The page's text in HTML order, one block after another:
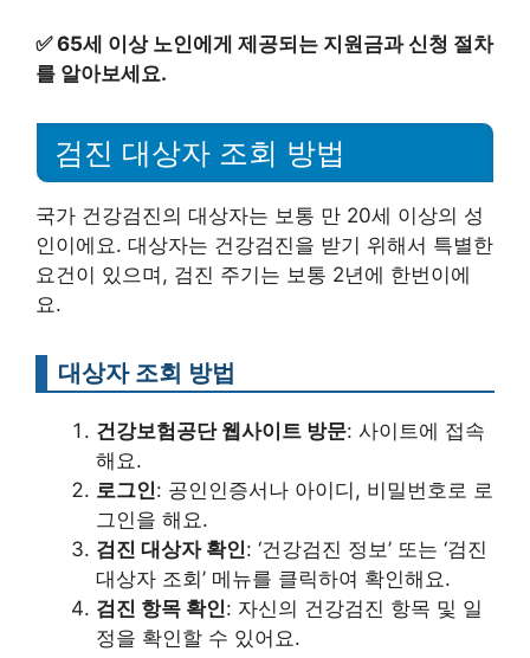
✅65세 이상 노인에게 제공되는 지원금과 신청 절차
를 알아보세요.
검진 대상자 조회 방법
국가 건강검진의 대상자는 보통 만 20세 이상의 성
인이에요. 대상자는 건강검진을 받기 위해서 특별한
요건이 있으며, 검진 주기는 보통 2년에 한번이에
요.
대상자 조회 방법
건강보험공단 웹사이트 방문: 사이트에 접속
해요.
로그인: 공인인증서나 아이디, 비밀번호로 로
그인을 해요.
검진 대상자 확인: ‘건강검진 정보’ 또는 ‘검진
대상자 조회’ 메뉴를 클릭하여 확인해요.
검진 항목 확인: 자신의 건강검진 항목 및 일
정을 확인할 수 있어요.